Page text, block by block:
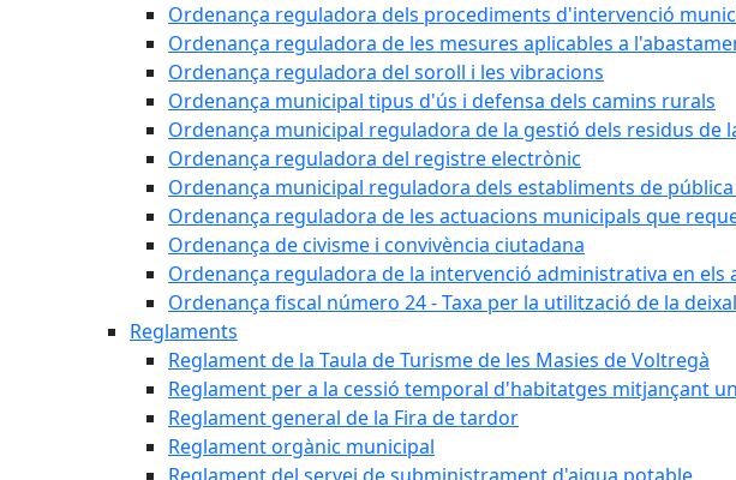
Ordenança reguladora dels procediments d'intervenció
Ordenança reguladora de les mesures aplicables a
Ordenança reguladora del soroll i les vibracions
Ordenança municipal tipus d'ús i defensa dels camins rurals
Ordenança municipal reguladora de la gestió dels residus de
Ordenança reguladora del registre electrònic
Ordenança municipal reguladora dels establiments de
Ordenança reguladora de les actuacions municipals que
Ordenança de civisme i convivència ciutadana
Ordenança reguladora de la intervenció administrativa en els
Ordenança fiscal número 24 - Taxa per la utilització de la
Reglaments
Reglament de la Taula de Turisme de les Masies de Voltregà
Reglament per a la cessió temporal d'habitatges mitjançant
Reglament general de la Fira de tardor
Reglament orgànic municipal